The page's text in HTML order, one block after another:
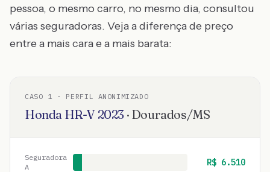
pessoa, o mesmo carro, no mesmo dia, consultou
várias seguradoras. Veja a diferença de preço
entre a mais cara e a mais barata:
CASO 1 · PERFIL ANONIMIZADO
Honda HR-V 2023 · Dourados/MS
Seguradora
A
R$ 6.510